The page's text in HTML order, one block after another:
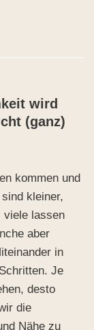
wird
(ganz)
kommen und
kleiner,
viele lassen
aber
in
Je
desto
die
Nähe zu